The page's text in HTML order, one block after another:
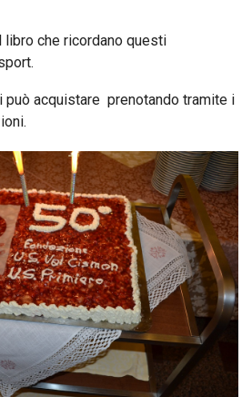
che ricordano questi
può acquistare prenotando tramite i